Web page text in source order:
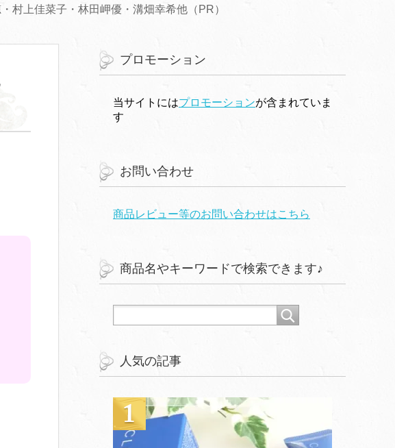
村上佳菜子・林田岬優・溝畑幸希他（PR）
プロモーション
当サイトにはプロモーションが含まれていま
す
お問い合わせ
商品レビュー等のお問い合わせはこちら
商品名やキーワードで検索できます♪
人気の記事